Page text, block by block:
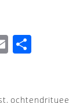
Email
,